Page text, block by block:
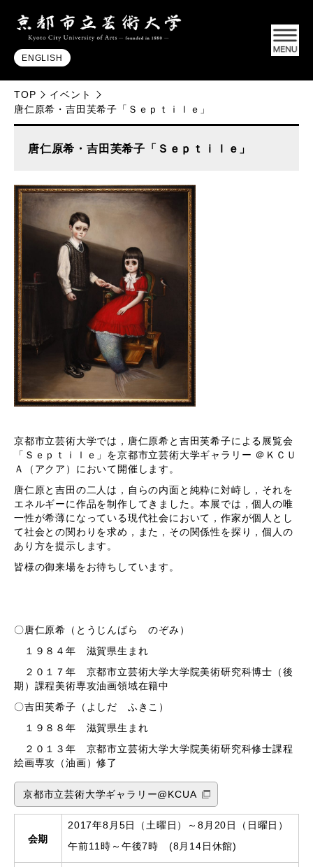
ENGLISH
TOP
イベント
唐仁原希・吉田芙希子「Ｓｅｐｔｉｌｅ」
唐仁原希・吉田芙希子「Ｓｅｐｔｉｌｅ」
京都市立芸術大学では，唐仁原希と吉田芙希子による展覧会
「Ｓｅｐｔｉｌｅ」を京都市立芸術大学ギャラリー ＠ＫＣＵ
Ａ（アクア）において開催します。
唐仁原と吉田の二人は，自らの内面と純粋に対峙し，それを
エネルギーに作品を制作してきました。本展では，個人の唯
一性が希薄になっている現代社会において，作家が個人とし
て社会との関わりを求め，また，その関係性を探り，個人の
あり方を提示します。
皆様の御来場をお待ちしています。
〇唐仁原希（とうじんばら のぞみ）
１９８４年 滋賀県生まれ
２０１７年 京都市立芸術大学大学院美術研究科博士（後
期）課程美術専攻油画領域在籍中
〇吉田芙希子（よしだ ふきこ）
１９８８年 滋賀県生まれ
２０１３年 京都市立芸術大学大学院美術研究科修士課程
絵画専攻（油画）修了
京都市立芸術大学ギャラリー@KCUA
会期
2017年8月5日（土曜日）～8月20日（日曜日）
午前11時～午後7時 (8月14日休館)